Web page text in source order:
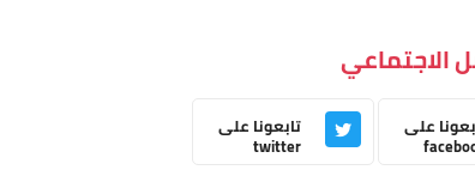
الاجتماعي
على تابعونا على
twitter